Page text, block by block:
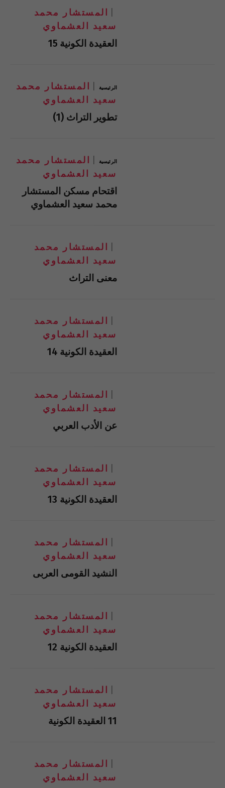
المستشار محمد
سعيد العشماوي
العقيدة الكونية 15
الرئيسية
المستشار محمد
سعيد العشماوي
تطوير التراث (1)
الرئيسية
المستشار محمد
سعيد العشماوي
اقتحام مسكن المستشار
محمد سعيد العشماوي
المستشار محمد
سعيد العشماوي
معنى التراث
المستشار محمد
سعيد العشماوي
العقيدة الكونية 14
المستشار محمد
سعيد العشماوي
عن الأدب العربي
المستشار محمد
سعيد العشماوي
العقيدة الكونية 13
المستشار محمد
سعيد العشماوي
النشيد القومى العربى
المستشار محمد
سعيد العشماوي
العقيدة الكونية 12
المستشار محمد
سعيد العشماوي
11 العقيدة الكونية
المستشار محمد
سعيد العشماوي